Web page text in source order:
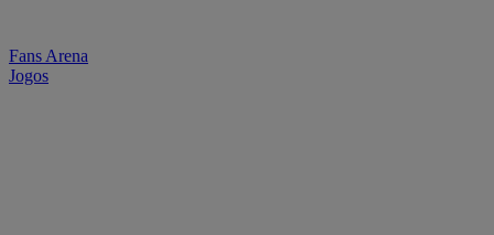
Fans Arena
Jogos